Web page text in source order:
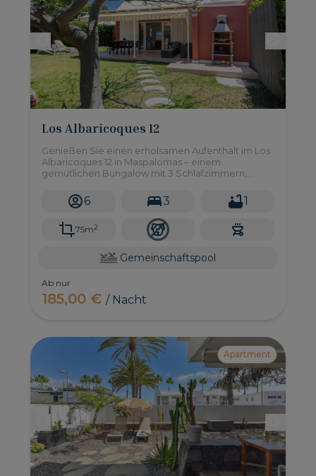
Los Albaricoques 12
Genießen Sie einen erholsamen Aufenthalt im Los
Albaricoques 12 in Maspalomas – einem
gemütlichen Bungalow mit 3 Schlafzimmern,
VillaGranCanaria.
6 3 1
75m2
Gemeinschaftspool
Ab nur
185,00 €/ Nacht
Apartment